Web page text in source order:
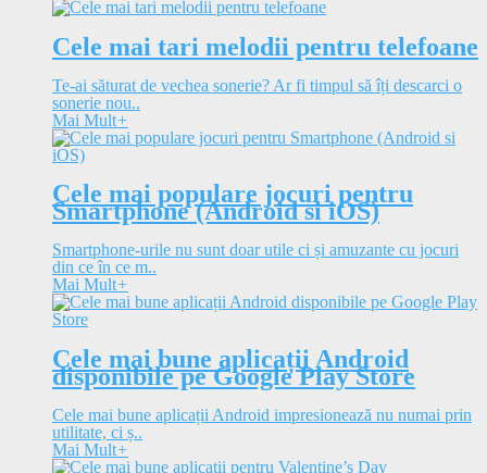
Cele mai tari melodii pentru telefoane
Te-ai săturat de vechea sonerie? Ar fi timpul să îți descarci o
sonerie nou..
Mai Mult+
Cele mai populare jocuri pentru
Smartphone (Android si iOS)
Smartphone-urile nu sunt doar utile ci și amuzante cu jocuri
din ce în ce m..
Mai Mult+
Cele mai bune aplicații Android
disponibile pe Google Play Store
Cele mai bune aplicații Android impresionează nu numai prin
utilitate, ci ș..
Mai Mult+